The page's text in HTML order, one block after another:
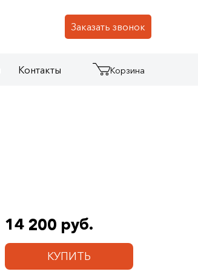
Заказать звонок
Контакты Корзина
14 200 руб.
КУПИТЬ